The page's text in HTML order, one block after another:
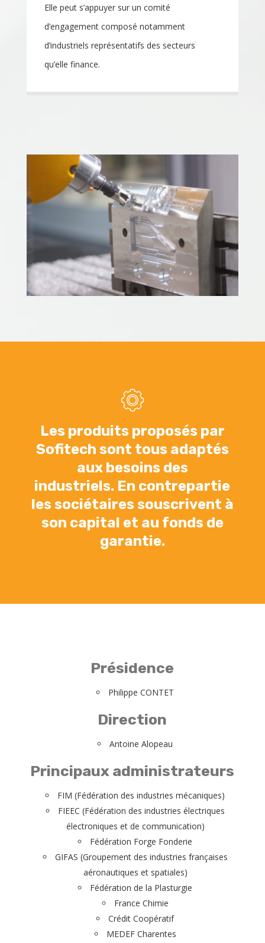
Elle peut s’appuyer sur un comité
d’engagement composé notamment
d’industriels représentatifs des secteurs
qu’elle finance.
Les produits proposés par
Sofitech sont tous adaptés
aux besoins des
industriels. En contrepartie
les sociétaires souscrivent à
son capital et au fonds de
garantie.
Présidence
Philippe CONTET
Direction
Antoine Alopeau
Principaux administrateurs
FIM (Fédération des industries mécaniques)
FIEEC (Fédération des industries électriques
électroniques et de communication)
Fédération Forge Fonderie
GIFAS (Groupement des industries françaises
aéronautiques et spatiales)
Fédération de la Plasturgie
France Chimie
Crédit Coopératif
MEDEF Charentes